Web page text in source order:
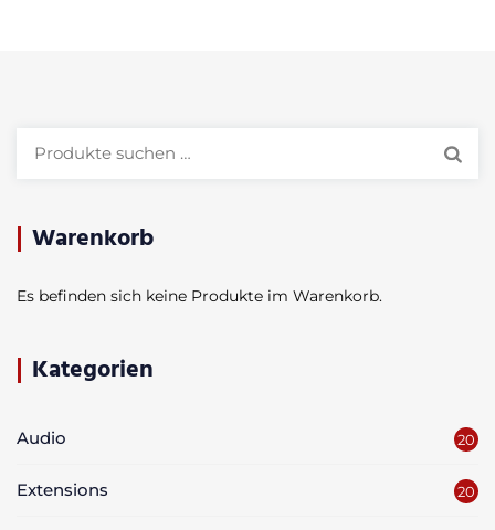
Warenkorb
Es befinden sich keine Produkte im Warenkorb.
Kategorien
Audio 20
Extensions 20